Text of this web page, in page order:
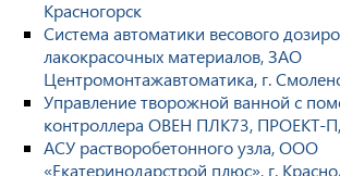
Красногорск
Система автоматики весового
лакокрасочных материалов, ЗАО
Центромонтажавтоматика, г.
Управление творожной ванной с
контроллера ОВЕН ПЛК73, ПРОЕКТ-П,
АСУ растворобетонного узла, ООО
«Екатеринодарстрой плюс», г.